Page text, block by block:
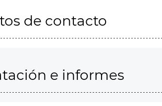
de contacto
e informes